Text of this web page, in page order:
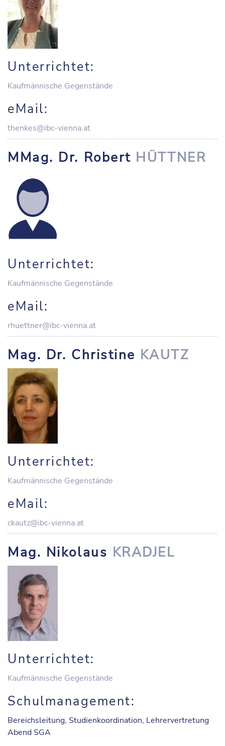
Unterrichtet:
Kaufmännische Gegenstände
eMail:
thenkes@ibc-vienna.at
MMag. Dr. Robert HÜTTNER
Unterrichtet:
Kaufmännische Gegenstände
eMail:
rhuettner@ibc-vienna.at
Mag. Dr. Christine KAUTZ
Unterrichtet:
Kaufmännische Gegenstände
eMail:
ckautz@ibc-vienna.at
Mag. Nikolaus KRADJEL
Unterrichtet:
Kaufmännische Gegenstände
Schulmanagement:
Bereichsleitung, Studienkoordination, Lehrervertretung
Abend SGA